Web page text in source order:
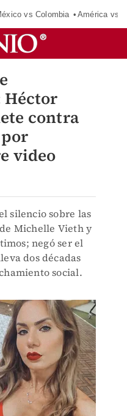
vs Colombia América vs
contra
video
silencio sobre las
Michelle Vieth y
negó ser el
dos décadas
social.